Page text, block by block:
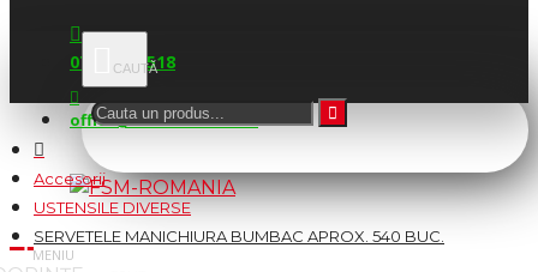
0745.677.518
office@fsm-romania.ro
Accesorii
USTENSILE DIVERSE
SERVETELE MANICHIURA BUMBAC APROX. 540 BUC.